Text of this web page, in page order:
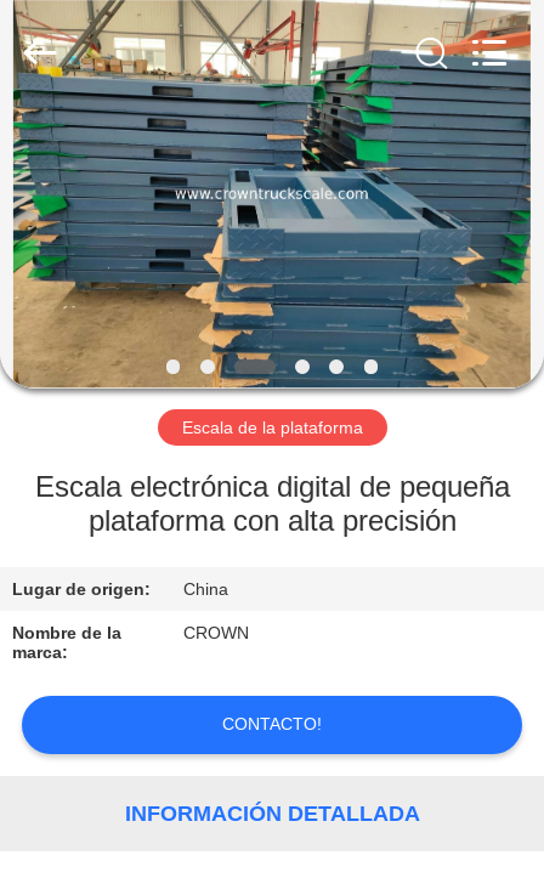
INICIO
PRODUCTOS
SOBRE
NOSOTROS
VISITA
LA
FÁBRICA
CONTROL
DE
CONTACTO
SOLICITAR
Scales
Co.,
Ltd.
Rights
Reserved.
Developed
by
ECER
Escala de la plataforma
Escala electrónica digital de pequeña
plataforma con alta precisión
Lugar de origen: China
Nombre de la
marca:
CROWN
CONTACTO!
INFORMACIÓN DETALLADA